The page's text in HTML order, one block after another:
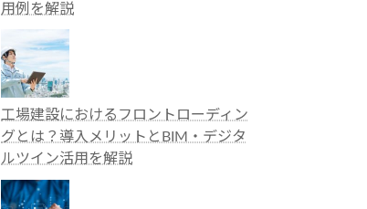
用例を解説
工場建設におけるフロントローディン
グとは？導入メリットとBIM・デジタ
ルツイン活用を解説